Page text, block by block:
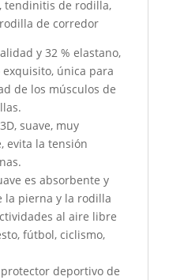
tendinitis de rodilla,
de corredor
y 32 % elastano,
única para
de los músculos de
suave, muy
evita la tensión
es absorbente y
la pierna y la rodilla
al aire libre
fútbol, ​​​​ciclismo,
deportivo de